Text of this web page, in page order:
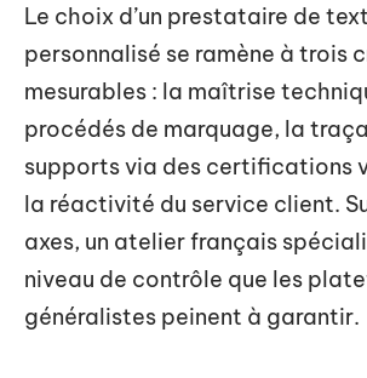
Le choix d’un prestataire de
personnalisé se ramène à trois
mesurables : la maîtrise
procédés de marquage, la
supports via des certifications
la réactivité du service client.
axes, un atelier français
niveau de contrôle que les
généralistes peinent à garantir.